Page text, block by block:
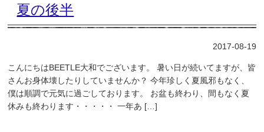
夏の後半
2017-08-19
こんにちはBEETLE大和でございます。 暑い日が続いてますが、皆
さんお身体壊したりしていませんか？ 今年珍しく夏風邪もなく、
僕は順調で元気に過ごしております。 お盆も終わり、間もなく夏
休みも終わります・・・・・ 一年あ […]